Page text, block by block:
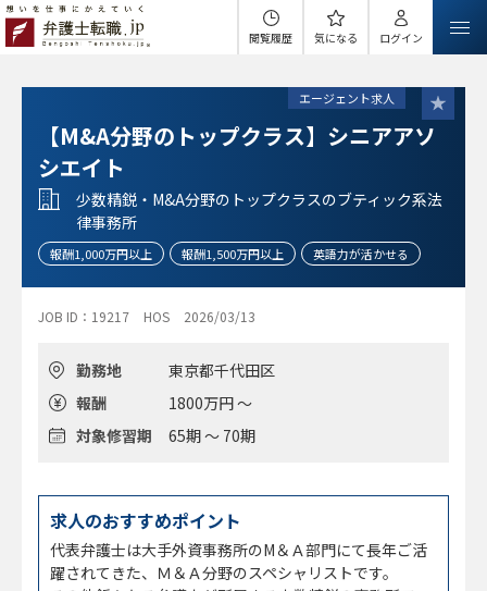
閲覧履歴 気になる ログイン
エージェント求人
【M&A分野のトップクラス】シニアアソ
シエイト
少数精鋭・M&A分野のトップクラスのブティック系法
律事務所
報酬1,000万円以上 報酬1,500万円以上 英語力が活かせる
JOB ID：19217 HOS 2026/03/13
勤務地
東京都千代田区
報酬
1800万円 ～
対象修習期
65期 ～ 70期
求人のおすすめポイント
代表弁護士は大手外資事務所のM＆Ａ部門にて長年ご活
躍されてきた、Ｍ＆Ａ分野のスペシャリストです。